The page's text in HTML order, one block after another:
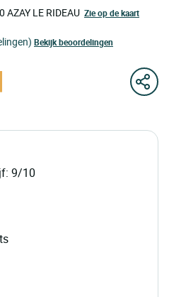
AZAY LE RIDEAU Zie op de kaart
Bekijk beoordelingen
9/10